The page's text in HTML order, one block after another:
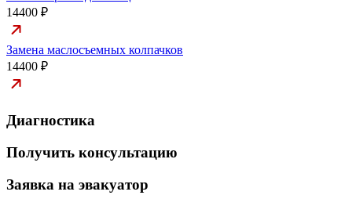
14400 ₽
Замена маслосъемных колпачков
14400 ₽
Диагностика
Получить консультацию
Заявка на эвакуатор